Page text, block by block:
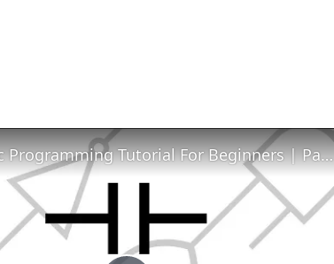
Ladder Logic Programming Tutorial For Beginners | Part 2: Logic Gates | PLC Academy